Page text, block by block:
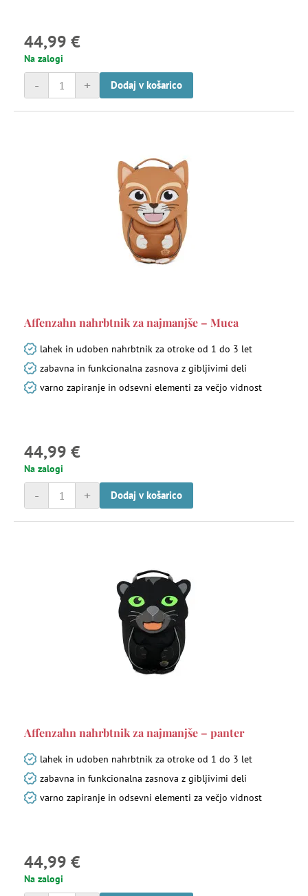
44,99 €
Na zalogi
+
- Dodaj v košarico
Affenzahn nahrbtnik za najmanjše – Muca
lahek in udoben nahrbtnik za otroke od 1 do 3 let
zabavna in funkcionalna zasnova z gibljivimi deli
varno zapiranje in odsevni elementi za večjo vidnost
44,99 €
Na zalogi
+
- Dodaj v košarico
Affenzahn nahrbtnik za najmanjše – panter
lahek in udoben nahrbtnik za otroke od 1 do 3 let
zabavna in funkcionalna zasnova z gibljivimi deli
varno zapiranje in odsevni elementi za večjo vidnost
44,99 €
Na zalogi